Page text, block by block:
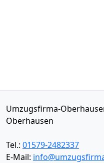
Umzugsfirma-
Oberhausen
Tel.: 01579-2482337
E-Mail: